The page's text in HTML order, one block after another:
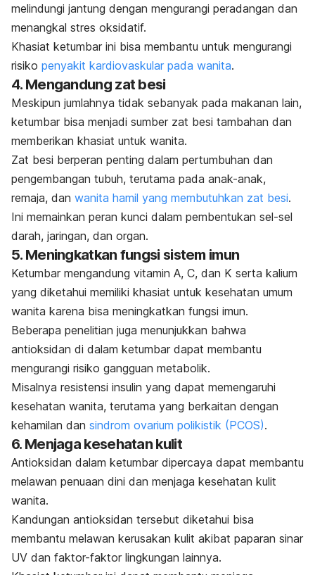
melindungi jantung dengan mengurangi peradangan dan
menangkal stres oksidatif.
Khasiat ketumbar ini bisa membantu untuk mengurangi
risiko penyakit kardiovaskular pada wanita.
4. Mengandung zat besi
Meskipun jumlahnya tidak sebanyak pada makanan lain,
ketumbar bisa menjadi sumber zat besi tambahan dan
memberikan khasiat untuk wanita.
Zat besi berperan penting dalam pertumbuhan dan
pengembangan tubuh, terutama pada anak-anak,
remaja, dan wanita hamil yang membutuhkan zat besi.
Ini memainkan peran kunci dalam pembentukan sel-sel
darah, jaringan, dan organ.
5. Meningkatkan fungsi sistem imun
Ketumbar mengandung vitamin A, C, dan K serta kalium
yang diketahui memiliki khasiat untuk kesehatan umum
wanita karena bisa meningkatkan fungsi imun.
Beberapa penelitian juga menunjukkan bahwa
antioksidan di dalam ketumbar dapat membantu
mengurangi risiko gangguan metabolik.
Misalnya resistensi insulin yang dapat memengaruhi
kesehatan wanita, terutama yang berkaitan dengan
kehamilan dan sindrom ovarium polikistik (PCOS).
6. Menjaga kesehatan kulit
Antioksidan dalam ketumbar dipercaya dapat membantu
melawan penuaan dini dan menjaga kesehatan kulit
wanita.
Kandungan antioksidan tersebut diketahui bisa
membantu melawan kerusakan kulit akibat paparan sinar
UV dan faktor-faktor lingkungan lainnya.